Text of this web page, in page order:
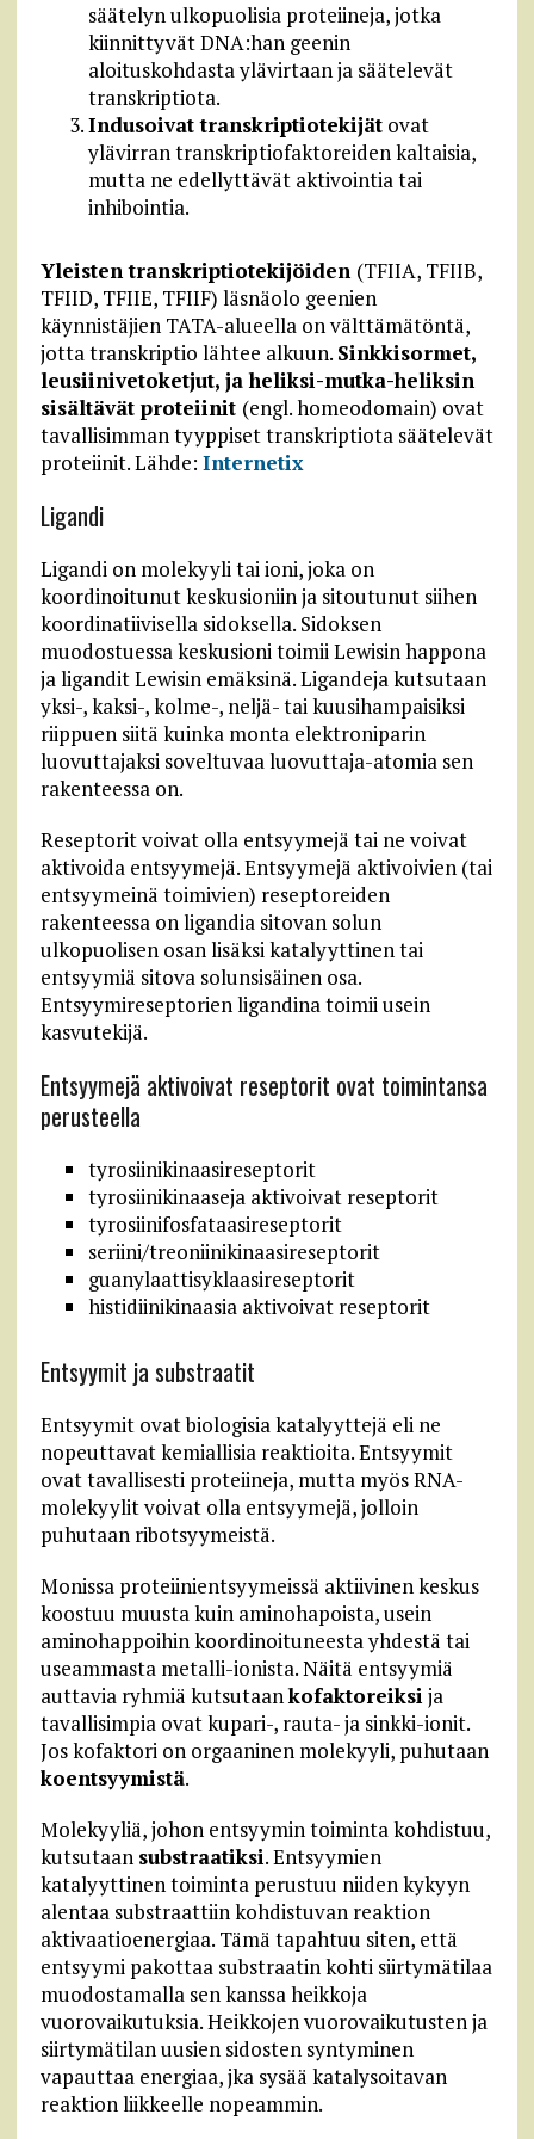
säätelyn ulkopuolisia proteiineja, jotka
kiinnittyvät DNA:han geenin
aloituskohdasta ylävirtaan ja säätelevät
transkriptiota.
Indusoivat transkriptiotekijätovat
ylävirran transkriptiofaktoreiden kaltaisia,
mutta ne edellyttävät aktivointia tai
inhibointia.
Yleisten transkriptiotekijöiden (TFIIA, TFIIB,
TFIID, TFIIE, TFIIF) läsnäolo geenien
käynnistäjien TATA-alueella on välttämätöntä,
jotta transkriptio lähtee alkuun. Sinkkisormet,
leusiinivetoketjut, ja heliksi-mutka-heliksin
sisältävät proteiinit (engl. homeodomain) ovat
tavallisimman tyyppiset transkriptiota säätelevät
proteiinit. Lähde: Internetix
Ligandi
Ligandi on molekyyli tai ioni, joka on
koordinoitunut keskusioniin ja sitoutunut siihen
koordinatiivisella sidoksella. Sidoksen
muodostuessa keskusioni toimii Lewisin happona
ja ligandit Lewisin emäksinä. Ligandeja kutsutaan
yksi-, kaksi-, kolme-, neljä- tai kuusihampaisiksi
riippuen siitä kuinka monta elektroniparin
luovuttajaksi soveltuvaa luovuttaja-atomia sen
rakenteessa on.
Reseptorit voivat olla entsyymejä tai ne voivat
aktivoida entsyymejä. Entsyymejä aktivoivien (tai
entsyymeinä toimivien) reseptoreiden
rakenteessa on ligandia sitovan solun
ulkopuolisen osan lisäksi katalyyttinen tai
entsyymiä sitova solunsisäinen osa.
Entsyymireseptorien ligandina toimii usein
kasvutekijä.
Entsyymejä aktivoivat reseptorit ovat toimintansa
perusteella
tyrosiinikinaasireseptorit
tyrosiinikinaaseja aktivoivat reseptorit
tyrosiinifosfataasireseptorit
seriini/treoniinikinaasireseptorit
guanylaattisyklaasireseptorit
histidiinikinaasia aktivoivat reseptorit
Entsyymit ja substraatit
Entsyymit ovat biologisia katalyyttejä eli ne
nopeuttavat kemiallisia reaktioita. Entsyymit
ovat tavallisesti proteiineja, mutta myös RNA-
molekyylit voivat olla entsyymejä, jolloin
puhutaan ribotsyymeistä.
Monissa proteiinientsyymeissä aktiivinen keskus
koostuu muusta kuin aminohapoista, usein
aminohappoihin koordinoituneesta yhdestä tai
useammasta metalli-ionista. Näitä entsyymiä
auttavia ryhmiä kutsutaankofaktoreiksi ja
tavallisimpia ovat kupari-, rauta- ja sinkki-ionit.
Jos kofaktori on orgaaninen molekyyli, puhutaan
koentsyymistä.
Molekyyliä, johon entsyymin toiminta kohdistuu,
kutsutaan substraatiksi. Entsyymien
katalyyttinen toiminta perustuu niiden kykyyn
alentaa substraattiin kohdistuvan reaktion
aktivaatioenergiaa. Tämä tapahtuu siten, että
entsyymi pakottaa substraatin kohti siirtymätilaa
muodostamalla sen kanssa heikkoja
vuorovaikutuksia. Heikkojen vuorovaikutusten ja
siirtymätilan uusien sidosten syntyminen
vapauttaa energiaa, jka sysää katalysoitavan
reaktion liikkeelle nopeammin.